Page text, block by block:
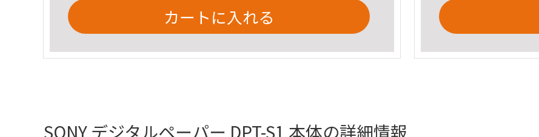
カートに入れる
SONY デジタルペーパー DPT-S1 本体の詳細情報